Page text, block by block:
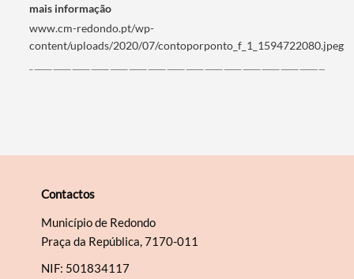
mais informação
www.cm-redondo.pt/wp-
content/uploads/2020/07/contoporponto_f_1_1594722080.jpeg
Contactos
Município de Redondo
Praça da República, 7170-011
NIF: 501834117